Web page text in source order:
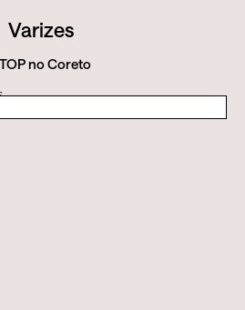
Varizes
no Coreto